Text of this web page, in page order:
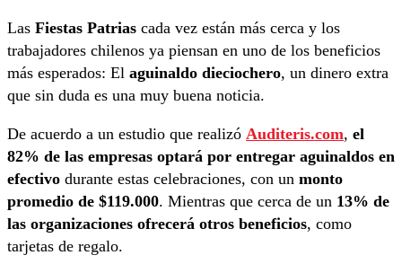
Las Fiestas Patrias cada vez están más cerca y los
trabajadores chilenos ya piensan en uno de los beneficios
más esperados: El aguinaldo dieciochero, un dinero extra
que sin duda es una muy buena noticia.
De acuerdo a un estudio que realizó Auditeris.com, el
82% de las empresas optará por entregar aguinaldos en
efectivo durante estas celebraciones, con un monto
promedio de $119.000. Mientras que cerca de un 13% de
las organizaciones ofrecerá otros beneficios, como
tarjetas de regalo.